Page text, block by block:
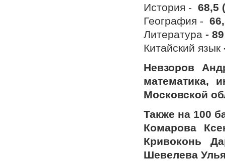
История - 68,5
География -
Литература -
Китайский язык
Невзоров
математика,
Московской
Также на 100
Комарова
Кривоконь
Шевелева